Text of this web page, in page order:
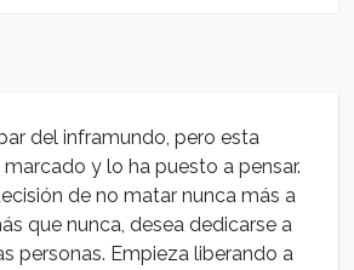
del inframundo, pero esta
y lo ha puesto a pensar.
de no matar nunca más a
que nunca, desea dedicarse a
personas. Empieza liberando a